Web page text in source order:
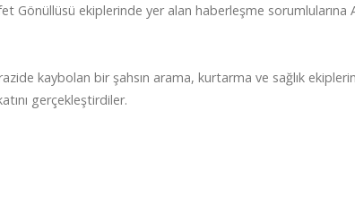
Gönüllüsü ekiplerinde yer alan haberleşme
kaybolan bir şahsın arama, kurtarma ve sağlık
gerçekleştirdiler.